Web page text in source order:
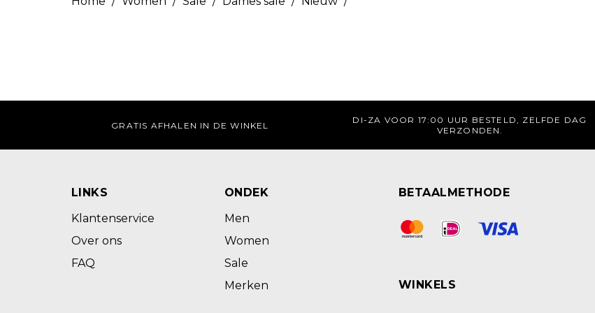
GRATIS AFHALEN IN DE WINKEL
DI-ZA VOOR 17:00 UUR BESTELD, ZELFDE DAG
VERZONDEN.
LINKS
Klantenservice
Over ons
FAQ
ONDEK
Men
Women
Sale
Merken
BETAALMETHODE
WINKELS